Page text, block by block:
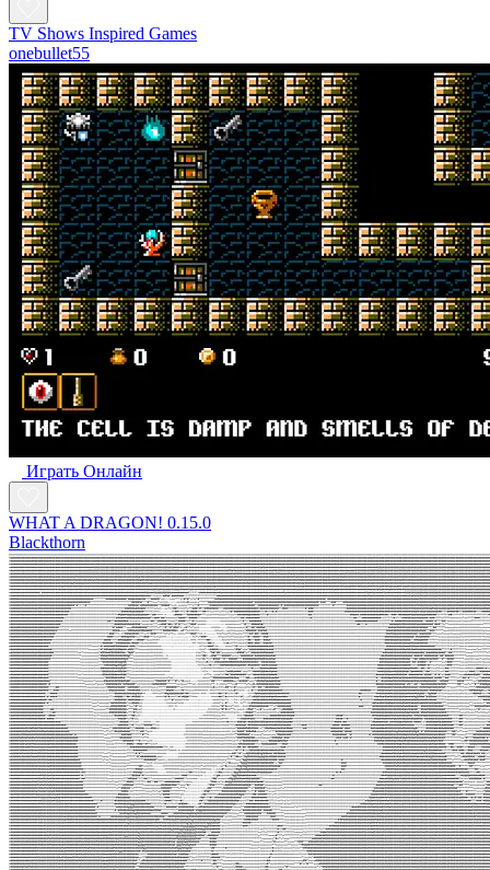
TV Shows Inspired Games
onebullet55
Играть Oнлайн
WHAT A DRAGON! 0.15.0
Blackthorn